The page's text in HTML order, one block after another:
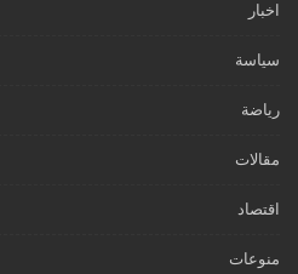
اخبار
سياسة
رياضة
مقالات
اقتصاد
منوعات